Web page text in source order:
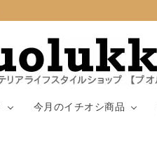
今月のイチオシ商品